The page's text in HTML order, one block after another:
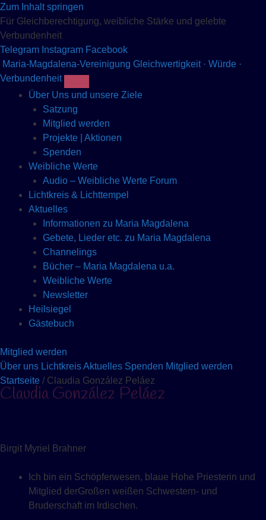
Zum Inhalt springen
Für Gleichberechtigung, weibliche Stärke und gelebte
Verbundenheit
Telegram Instagram Facebook
Maria-Magdalena-Vereinigung Gleichwertigkeit · Würde ·
Verbundenheit
Über Uns und unsere Ziele
Satzung
Mitglied werden
Projekte | Aktionen
Spenden
Weibliche Werte
Audio – Weibliche Werte Forum
Lichtkreis & Lichttempel
Aktuelles
Informationen zu Maria Magdalena
Gebete, Lieder etc. zu Maria Magdalena
Channelings
Bücher – Maria Magdalena u.a.
Weibliche Werte
Newsletter
Heilsiegel
Gästebuch
Mitglied werden
Über uns LichtkreisAktuelles Spenden Mitglied werden
Startseite / Claudia González Peláez
Claudia González Peláez
Birgit Myriel Brahner
Ich bin ein Schöpferwesen, blaue Hohe Priesterin und
Mitglied derGroßen weißen Schwestern- und
Bruderschaft im Irdischen.​